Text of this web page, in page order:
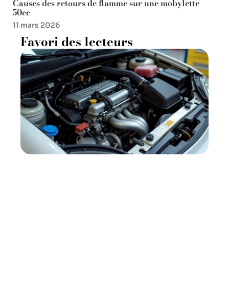
Causes des retours de flamme sur une mobylette
50cc
11 mars 2026
Favori des lecteurs